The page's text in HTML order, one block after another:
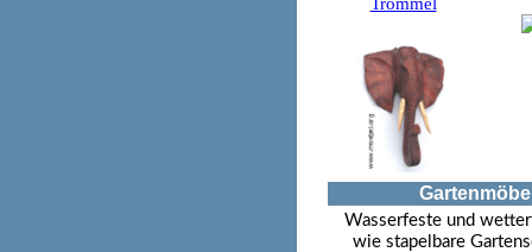
Wasserfeste und
wie stapelbare